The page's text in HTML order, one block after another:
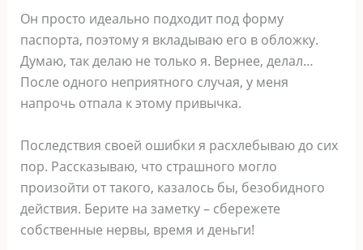
Он просто идеально подходит под форму
паспорта, поэтому я вкладываю его в обложку.
Думаю, так делаю не только я. Вернее, делал…
После одного неприятного случая, у меня
напрочь отпала к этому привычка.
Последствия своей ошибки я расхлебываю до сих
пор. Рассказываю, что страшного могло
произойти от такого, казалось бы, безобидного
действия. Берите на заметку – сбережете
собственные нервы, время и деньги!